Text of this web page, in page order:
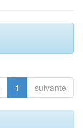
1 suivante